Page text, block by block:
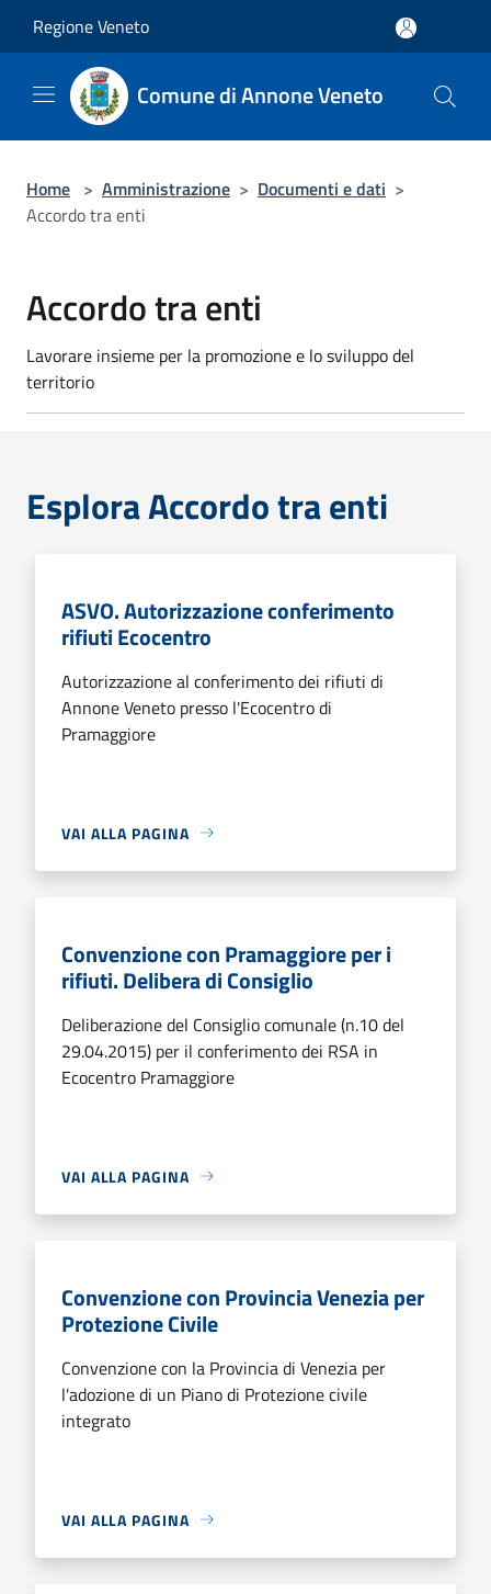
Regione Veneto
Comune di Annone Veneto
Home > Amministrazione > Documenti e dati >
Accordo tra enti
Accordo tra enti
Lavorare insieme per la promozione e lo sviluppo del
territorio
Esplora Accordo tra enti
ASVO. Autorizzazione conferimento
rifiuti Ecocentro
Autorizzazione al conferimento dei rifiuti di
Annone Veneto presso l'Ecocentro di
Pramaggiore
VAI ALLA PAGINA
Convenzione con Pramaggiore per i
rifiuti. Delibera di Consiglio
Deliberazione del Consiglio comunale (n.10 del
29.04.2015) per il conferimento dei RSA in
Ecocentro Pramaggiore
VAI ALLA PAGINA
Convenzione con Provincia Venezia per
Protezione Civile
Convenzione con la Provincia di Venezia per
l'adozione di un Piano di Protezione civile
integrato
VAI ALLA PAGINA